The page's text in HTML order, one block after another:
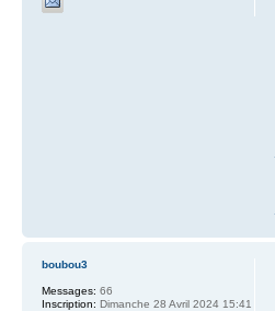
boubou3
Messages: 66
Inscription: Dimanche 28 Avril 2024 15:41